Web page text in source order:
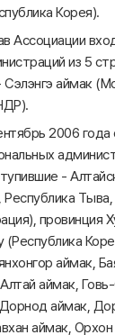
Корея).
Ассоциации
из 5
аймак
2006 года
-
Республика
провинция
(Республика
аймак,
аймак,
аймак,
аймак,